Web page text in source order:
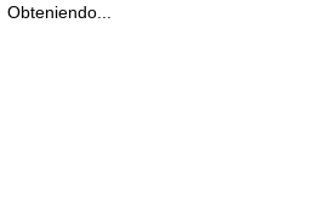
Obteniendo...